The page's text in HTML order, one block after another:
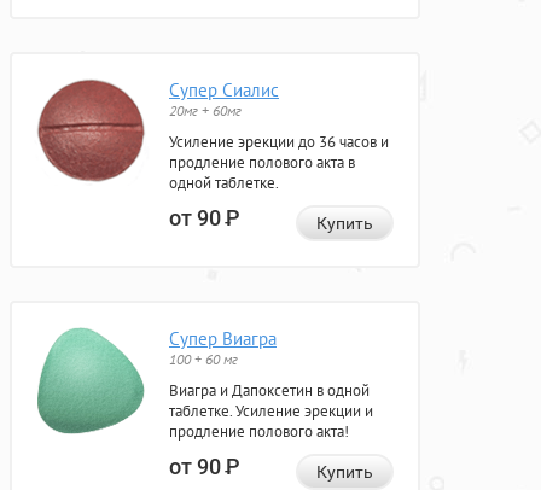
Супер Сиалис
20мг + 60мг
Усиление эрекции до 36 часов и
продление полового акта в
одной таблетке.
от 90Р Купить
Супер Виагра
100 + 60 мг
Виагра и Дапоксетин в одной
таблетке. Усиление эрекции и
продление полового акта!
от 90Р Купить